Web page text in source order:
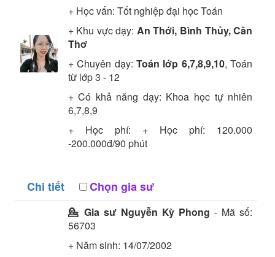
+ Học vấn: Tốt nghiệp đại họcToán
+ Khu vực dạy: An Thới, Bình Thủy, Cần
Thơ
+ Chuyên dạy: Toán lớp 6,7,8,9,10, Toán
từ lớp 3 - 12
+ Có khả năng dạy: Khoa học tự nhiên
6,7,8,9
+ Học phí: + Học phí: 120.000
-200.000đ/90 phút
Chi tiết Chọn gia sư
💁 Gia sư Nguyễn Kỳ Phong - Mã số:
56703
+ Năm sinh: 14/07/2002